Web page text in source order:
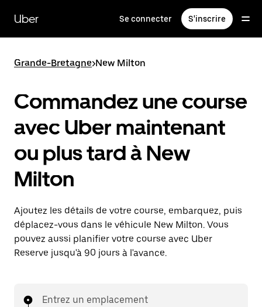
contenu
principal
Uber Se connecter S'inscrire
Grande-Bretagne>New Milton
Commandez une course
avec Uber maintenant
ou plus tard à New
Milton
Ajoutez les détails de votre course, embarquez, puis
déplacez-vous dans le véhicule New Milton. Vous
pouvez aussi planifier votre course avec Uber
Reserve jusqu'à 90 jours à l'avance.
Entrez un emplacement